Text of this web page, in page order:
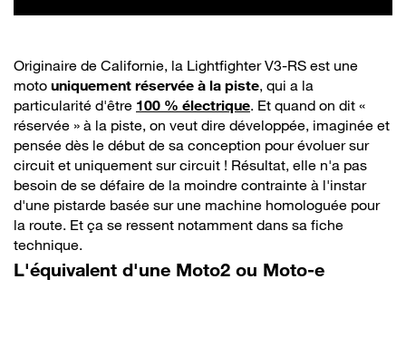
Originaire de Californie, la Lightfighter V3-RS est une
moto uniquement réservée à la piste, qui a la
particularité d'être 100 % électrique. Et quand on dit «
réservée » à la piste, on veut dire développée, imaginée et
pensée dès le début de sa conception pour évoluer sur
circuit et uniquement sur circuit ! Résultat, elle n'a pas
besoin de se défaire de la moindre contrainte à l'instar
d'une pistarde basée sur une machine homologuée pour
la route. Et ça se ressent notamment dans sa fiche
technique.
L'équivalent d'une Moto2 ou Moto-e